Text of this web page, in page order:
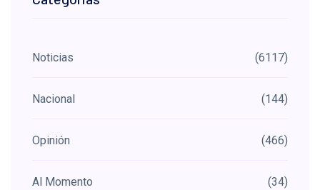
Noticias (6117)
Nacional (144)
Opinión (466)
Al Momento (34)